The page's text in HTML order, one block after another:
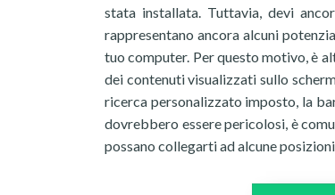
stata installata. Tuttavia, devi
rappresentano ancora alcuni
tuo computer. Per questo motivo, è
dei contenuti visualizzati sullo
ricerca personalizzato imposto, la
dovrebbero essere pericolosi, è
possano collegarti ad alcune